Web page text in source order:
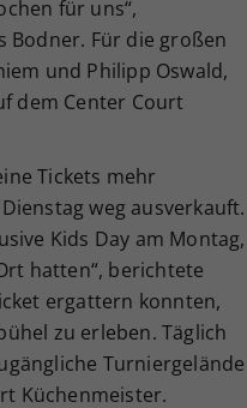
für uns“,
Für die großen
und Philipp Oswald,
dem Center Court
Tickets mehr
weg ausverkauft.
Kids Day am Montag,
hatten“, berichtete
ergattern konnten,
zu erleben. Täglich
Turniergelände
Küchenmeister.